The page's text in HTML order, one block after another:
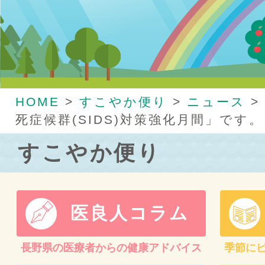
HOME > すこやか便り > ニュース
>
死症候群(SIDS)対策強化月間」です。
すこやか便り
医良人コラム
長野県の医療者からの健康アドバイス 季節に